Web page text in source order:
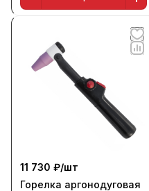
11 730 ₽/шт
Горелка аргонодуговая